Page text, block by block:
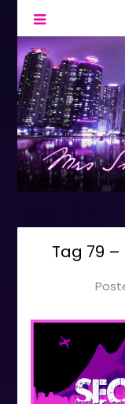
Mrs
Fanfiction &
Tag 79 –